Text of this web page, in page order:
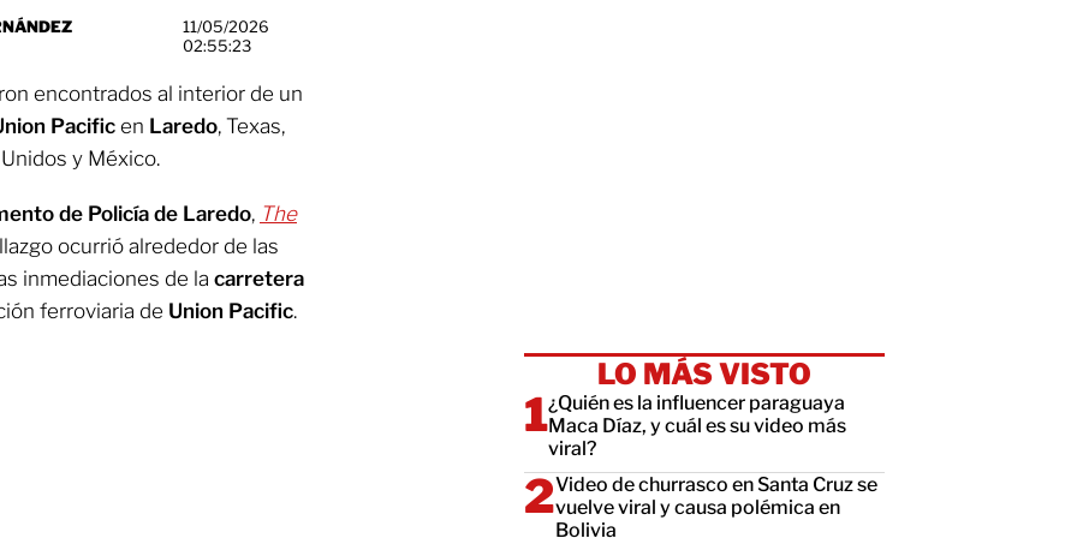
11/05/2026
02:55:23
encontrados al interior de un
Pacificen Laredo, Texas,
y México.
de Policía de Laredo, The
ocurrió alrededor de las
inmediaciones de la carretera
ferroviaria de Union Pacific.
LO MÁS VISTO
¿Quién es la influencer paraguaya
Maca Díaz, y cuál es su video más
viral?
Video de churrasco en Santa Cruz se
vuelve viral y causa polémica en
Bolivia